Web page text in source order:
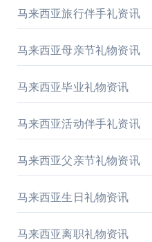
马来西亚旅行伴手礼资讯
马来西亚母亲节礼物资讯
马来西亚毕业礼物资讯
马来西亚活动伴手礼资讯
马来西亚父亲节礼物资讯
马来西亚生日礼物资讯
马来西亚离职礼物资讯